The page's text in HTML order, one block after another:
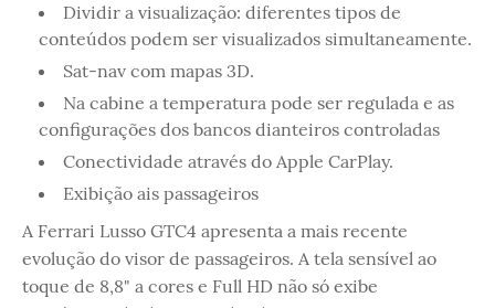
Dividir a visualização: diferentes tipos de
conteúdos podem ser visualizados simultaneamente.
Sat-nav com mapas 3D.
Na cabine a temperatura pode ser regulada e as
configurações dos bancos dianteiros controladas
Conectividade através do Apple CarPlay.
Exibição ais passageiros
A Ferrari Lusso GTC4 apresenta a mais recente
evolução do visor de passageiros. A tela sensível ao
toque de 8,8" a cores e Full HD não só exibe